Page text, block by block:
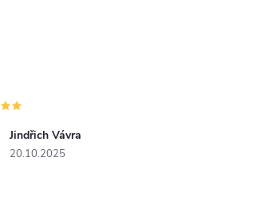
Jindřich Vávra
20.10.2025